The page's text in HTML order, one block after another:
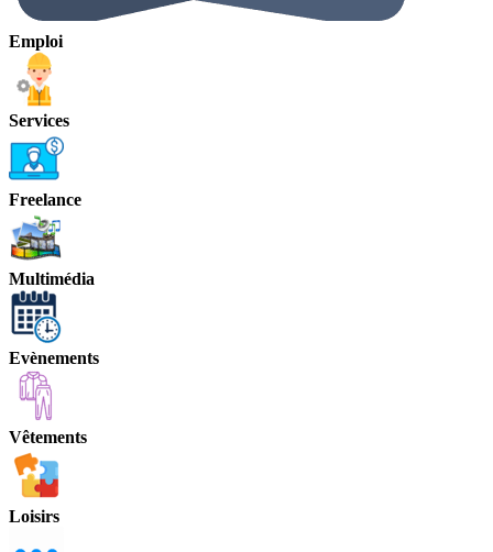
Emploi
Services
Freelance
Multimédia
Evènements
Vêtements
Loisirs